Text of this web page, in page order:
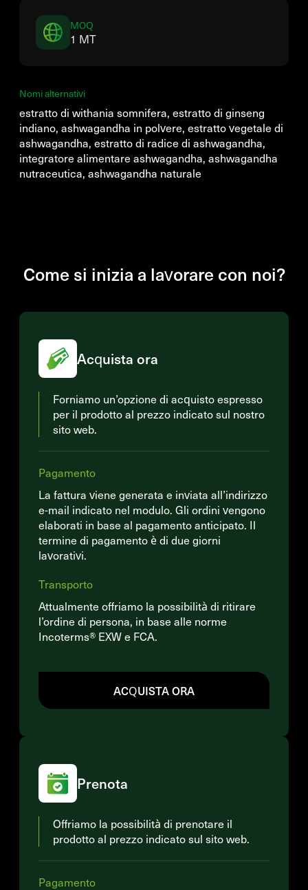
MOQ
1 MT
Nomi alternativi
estratto di withania somnifera, estratto di ginseng
indiano, ashwagandha in polvere, estratto vegetale di
ashwagandha, estratto di radice di ashwagandha,
integratore alimentare ashwagandha, ashwagandha
nutraceutica, ashwagandha naturale
Come si inizia a lavorare con noi?
Acquista ora
Forniamo un’opzione di acquisto espresso
per il prodotto al prezzo indicato sul nostro
sito web.
Pagamento
La fattura viene generata e inviata all’indirizzo
e-mail indicato nel modulo. Gli ordini vengono
elaborati in base al pagamento anticipato. Il
termine di pagamento è di due giorni
lavorativi.
Transporto
Attualmente offriamo la possibilità di ritirare
l’ordine di persona, in base alle norme
Incoterms® EXW e FCA.
ACQUISTA ORA
Prenota
Offriamo la possibilità di prenotare il
prodotto al prezzo indicato sul sito web.
Pagamento